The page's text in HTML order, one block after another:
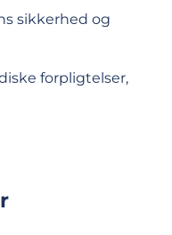
sikkerhed og
forpligtelser,